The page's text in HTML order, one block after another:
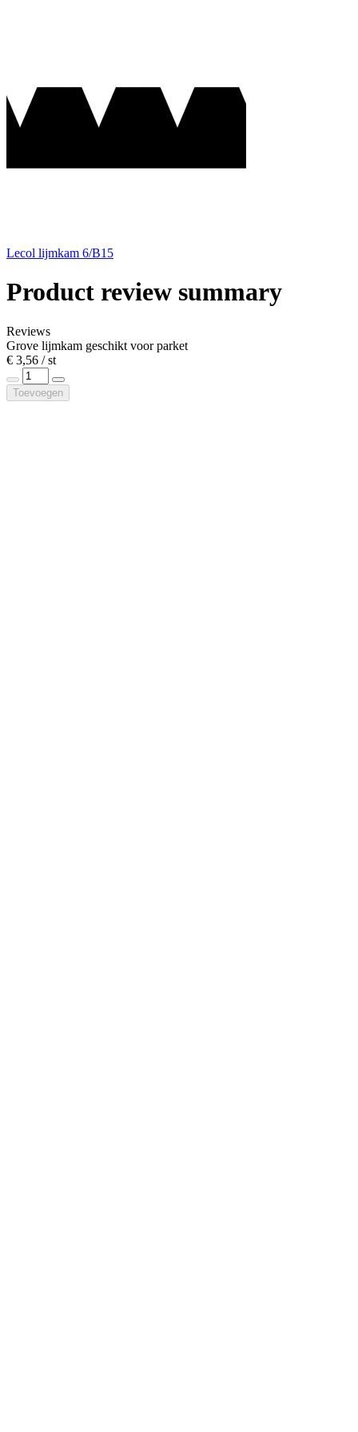
Lecol lijmkam 6/B15
Product review summary
Reviews
Grove lijmkam geschikt voor parket
€ 3,56 / st
Toevoegen